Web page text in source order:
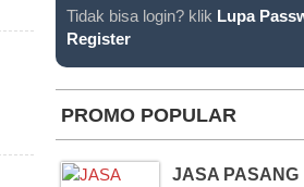
Tidak bisa login? klik Lupa
Register
PROMO POPULAR
JASA PASANG